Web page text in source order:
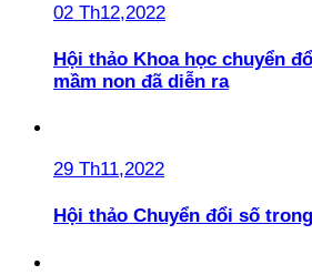
02 Th12,2022
Hội thảo Khoa học chuyển
mầm non đã diễn ra
29 Th11,2022
Hội thảo Chuyển đổi số